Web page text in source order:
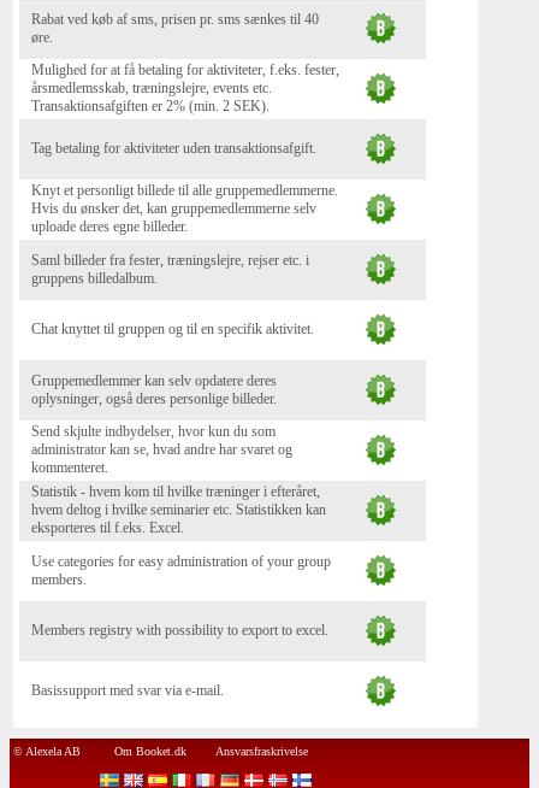
Rabat ved køb af sms, prisen pr. sms sænkes til 40
øre.
Mulighed for at få betaling for aktiviteter, f.eks. fester,
årsmedlemsskab, træningslejre, events etc.
Transaktionsafgiften er 2% (min. 2 SEK).
Tag betaling for aktiviteter uden transaktionsafgift.
Knyt et personligt billede til alle gruppemedlemmerne.
Hvis du ønsker det, kan gruppemedlemmerne selv
uploade deres egne billeder.
Saml billeder fra fester, træningslejre, rejser etc. i
gruppens billedalbum.
Chat knyttet til gruppen og til en specifik aktivitet.
Gruppemedlemmer kan selv opdatere deres
oplysninger, også deres personlige billeder.
Send skjulte indbydelser, hvor kun du som
administrator kan se, hvad andre har svaret og
kommenteret.
Statistik - hvem kom til hvilke træninger i efteråret,
hvem deltog i hvilke seminarier etc. Statistikken kan
eksporteres til f.eks. Excel.
Use categories for easy administration of your group
members.
Members registry with possibility to export to excel.
Basissupport med svar via e-mail.
© Alexela AB Om Booket.dk Ansvarsfraskrivelse